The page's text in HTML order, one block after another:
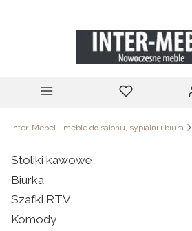
Menu Ulubione
Inter-Mebel - meble do salonu, sypialni i biura
Stoliki kawowe
Biurka
Szafki RTV
Komody